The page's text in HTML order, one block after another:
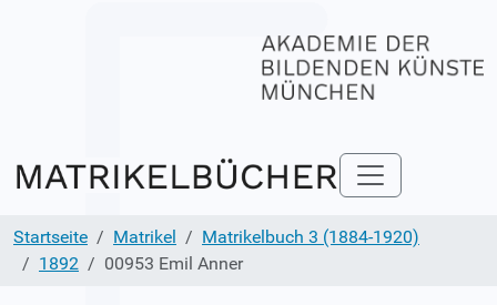
Startseite Matrikel
Matrikelbuch 3 (1884-1920)
1892
00953 Emil Anner